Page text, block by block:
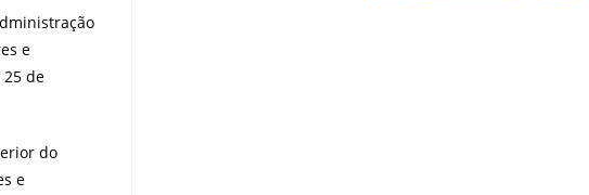
e
25 de
do
e